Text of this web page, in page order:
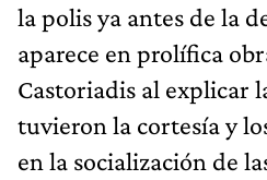
la polis ya antes de la
aparece en prolífica
Castoriadis al explicar
tuvieron la cortesía y
en la socialización de